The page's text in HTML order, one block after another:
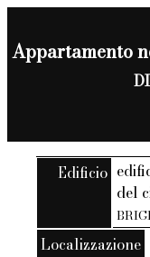
Appartamento
Edificio
del
Localizzazione